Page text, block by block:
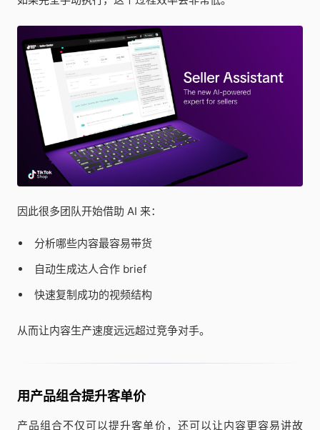
因此很多团队开始借助 AI 来：
分析哪些内容最容易带货
自动生成达人合作 brief
快速复制成功的视频结构
从而让内容生产速度远远超过竞争对手。
用产品组合提升客单价
产品组合不仅可以提升客单价，还可以让内容更容易讲故